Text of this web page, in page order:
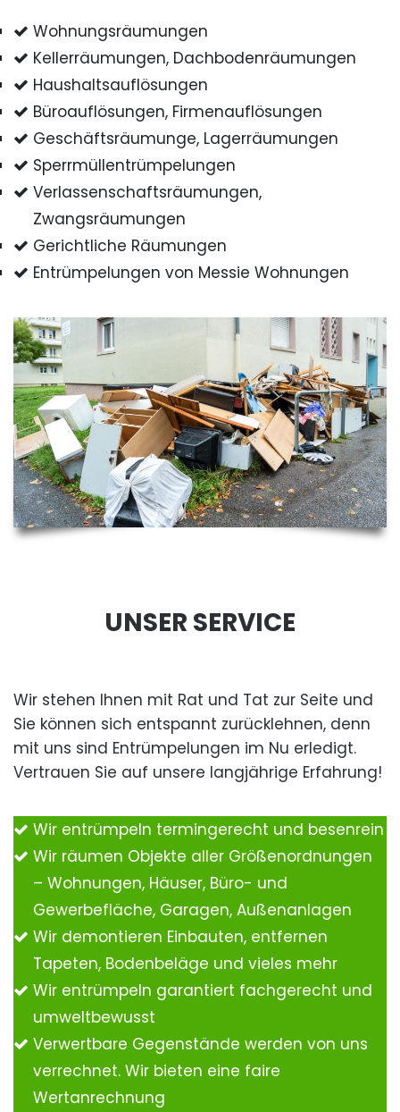
Wohnungsräumungen
Kellerräumungen, Dachbodenräumungen
Haushaltsauflösungen
Büroauflösungen, Firmenauflösungen
Geschäftsräumunge, Lagerräumungen
Sperrmüllentrümpelungen
Verlassenschaftsräumungen,
Zwangsräumungen
Gerichtliche Räumungen
Entrümpelungen von Messie Wohnungen
UNSER SERVICE
Wir stehen Ihnen mit Rat und Tat zur Seite und
Sie können sich entspannt zurücklehnen, denn
mit uns sind Entrümpelungen im Nu erledigt.
Vertrauen Sie auf unsere langjährige Erfahrung!
Wir entrümpeln termingerecht und besenrein
Wir räumen Objekte aller Größenordnungen
– Wohnungen, Häuser, Büro- und
Gewerbefläche, Garagen, Außenanlagen
Wir demontieren Einbauten, entfernen
Tapeten, Bodenbeläge und vieles mehr
Wir entrümpeln garantiert fachgerecht und
umweltbewusst
Verwertbare Gegenstände werden von uns
verrechnet. Wir bieten eine faire
Wertanrechnung